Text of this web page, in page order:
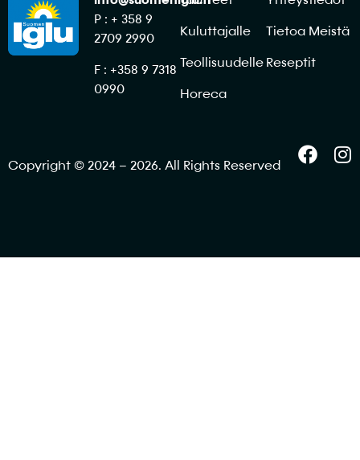
P : + 358 9
2709 2990
F : +358 9 7318
0990
Kuluttajalle
Teollisuudelle
Horeca
Tietoa Meistä
Reseptit
Copyright © 2024 – 2026. All Rights Reserved